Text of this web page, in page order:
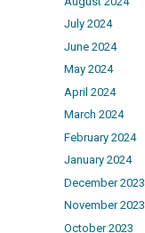
July 2024
June 2024
May 2024
April 2024
March 2024
February 2024
January 2024
December 2023
November 2023
October 2023